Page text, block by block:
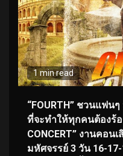
1 min read
“FOURTH” ชวนแฟน
ที่จะทำให้ทุกคนต้องร้อ
CONCERT” งานคอน
มหัศจรรย์ 3 วัน 16-